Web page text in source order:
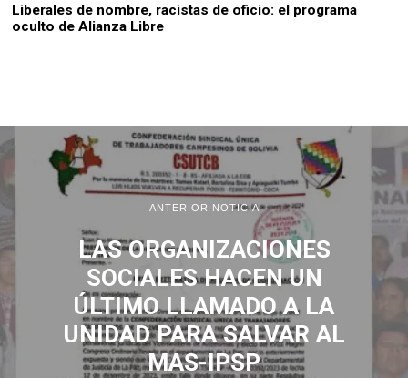
Liberales de nombre, racistas de oficio: el programa
oculto de Alianza Libre
ANTERIOR NOTICIA
LAS ORGANIZACIONES
SOCIALES HACEN UN
ÚLTIMO LLAMADO A LA
UNIDAD PARA SALVAR AL
MAS-IPSP